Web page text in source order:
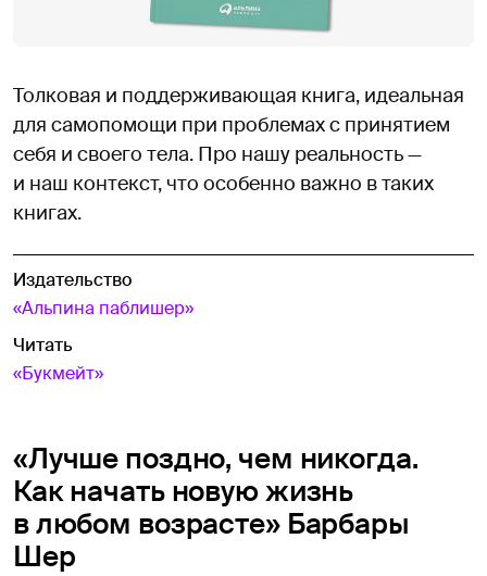
Толковая и поддерживающая книга, идеальная
для самопомощи при проблемах с принятием
себя и своего тела. Про нашу реальность —
и наш контекст, что особенно важно в таких
книгах.
Издательство
«Альпина паблишер»
Читать
«Букмейт»
«Лучше поздно, чем никогда.
Как начать новую жизнь
в любом возрасте» Барбары
Шер